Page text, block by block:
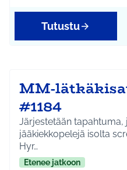
Tutustu
MM-
#1184
Järjestetään
jääkiekkopelejä isolta
Hyr…
Etenee jatkoon